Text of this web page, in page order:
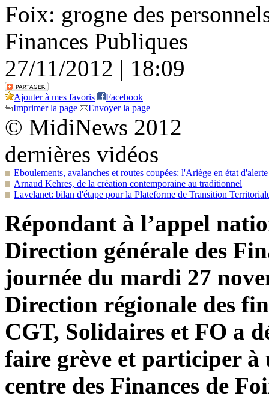
Foix: grogne des
Finances Publiques
27/11/2012 | 18:09
Ajouter à mes favoris
Facebook
Imprimer la page
Envoyer la page
© MidiNews 2012
dernières vidéos
Eboulements, avalanches et routes coupées: l'Ariège en état d'alerte
Arnaud Kehres, de la création contemporaine au traditionnel
Lavelanet: bilan d'étape pour la Plateforme de Transition
Répondant à l’appel
Direction générale des
journée du mardi 27
Direction régionale des
CGT, Solidaires et FO a
faire grève et participer à
centre des Finances de